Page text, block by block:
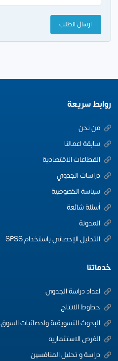
روابط سريعة
من نحن
سابقة اعمالنا
القطاعات الاقتصادية
دراسات الجدوي
سياسة الخصوصية
أسئلة شائعة
المدونة
التحليل الإحصائي باستخدام SPSS
خدماتنا
اعداد دراسة الجدوى
خطوط الانتاج
البحوث التسويقية واحصائيات السوق
الفرص الاستثماريه
دراسة و تحليل المنافسين